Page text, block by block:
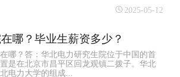
2025-05-12
哪？毕业生薪资多少？
哪？答：华北电力研究生院位于中国的首
是在北京市昌平区回龙观镇二拨子。华北
电力大学的组成...